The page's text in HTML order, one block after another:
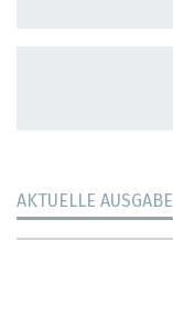
AKTUELLE AUSGABE